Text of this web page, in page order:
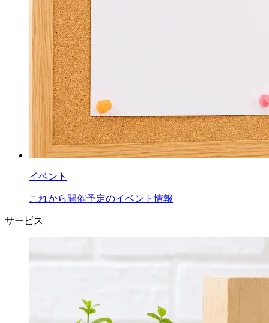
イベント
これから開催予定のイベント情報
サービス